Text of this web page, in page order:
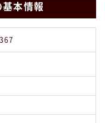
本情報